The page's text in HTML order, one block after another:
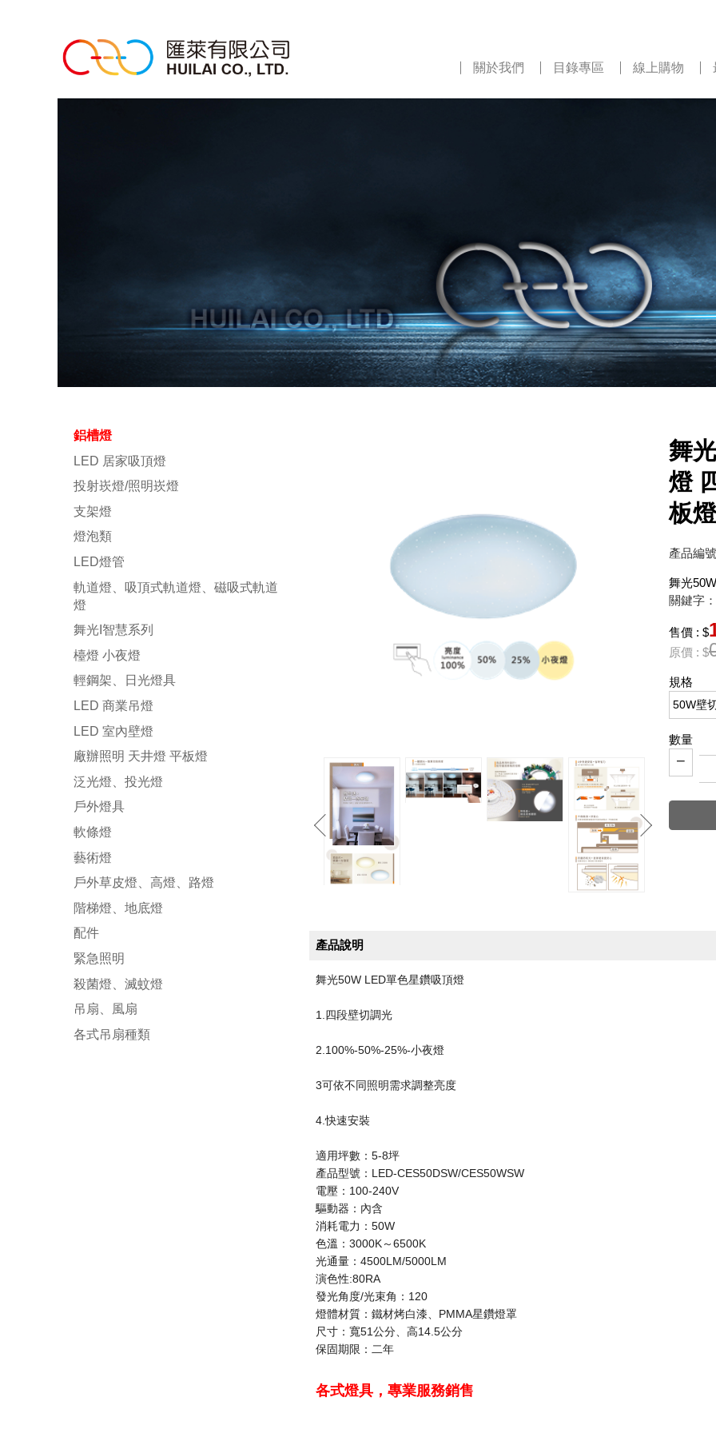
關於我們 目錄專區 線上購物
鋁槽燈
LED 居家吸頂燈
投射崁燈/照明崁燈
支架燈
燈泡類
LED燈管
軌道燈、吸頂式軌道燈、磁吸式軌道
燈
舞光I智慧系列
檯燈 小夜燈
輕鋼架、日光燈具
LED 商業吊燈
LED 室內壁燈
廠辦照明 天井燈 平板燈
泛光燈、投光燈
戶外燈具
軟條燈
藝術燈
戶外草皮燈、高燈、路燈
階梯燈、地底燈
配件
緊急照明
殺菌燈、滅蚊燈
吊扇、風扇
各式吊扇種類
舞
燈
板
產品編
舞光
關鍵字
售價 : $
原價 : $
規格
數量
−
產品說明
舞光50W LED單色星鑽吸頂燈
1.四段壁切調光
2.100%-50%-25%-小夜燈
3可依不同照明需求調整亮度
4.快速安裝
適用坪數：5-8坪
產品型號：LED-CES50DSW/CES50WSW
電壓：100-240V
驅動器：內含
消耗電力：50W
色溫：3000K～6500K
光通量：4500LM/5000LM
演色性:80RA
發光角度/光束角：120
燈體材質：鐵材烤白漆、PMMA星鑽燈罩
尺寸：寬51公分、高14.5公分
保固期限：二年
各式燈具，專業服務銷售